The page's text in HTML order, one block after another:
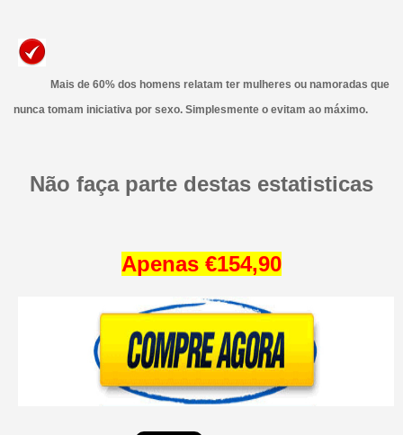
Mais de 60% ​​dos homens relatam ter mulheres ou namoradas que
nunca tomam iniciativa por sexo. Simplesmente o evitam ao máximo.
Não faça parte destas estatisticas
Apenas €154,90